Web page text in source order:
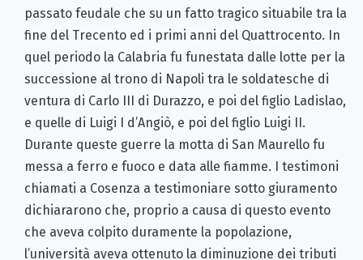
passato feudale che su un fatto tragico situabile tra la
fine del Trecento ed i primi anni del Quattrocento. In
quel periodo la Calabria fu funestata dalle lotte per la
successione al trono di Napoli tra le soldatesche di
ventura di Carlo III di Durazzo, e poi del figlio Ladislao,
e quelle di Luigi I d’Angiò, e poi del figlio Luigi II.
Durante queste guerre la motta di San Maurello fu
messa a ferro e fuoco e data alle fiamme. I testimoni
chiamati a Cosenza a testimoniare sotto giuramento
dichiararono che, proprio a causa di questo evento
che aveva colpito duramente la popolazione,
l’università aveva ottenuto la diminuzione dei tributi